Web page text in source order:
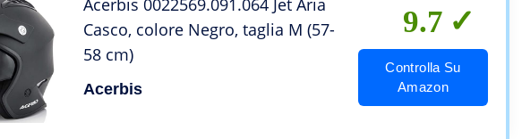
Acerbis 0022569.091.064 Jet Aria
Casco, colore Negro, taglia M (57-
58 cm)
Acerbis
9.7
Controlla Su
Amazon